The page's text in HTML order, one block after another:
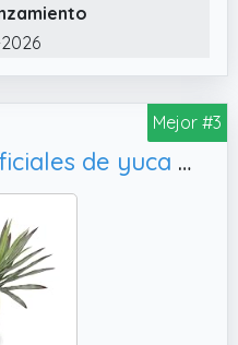
Mejor #3
70 cm plantas artificiales de yuca bonsai grande planta artificial grande en maceta, dormitorio